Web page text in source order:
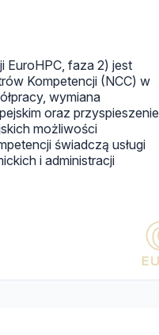
EuroHPC, faza 2) jest
Kompetencji (NCC) w
wymiana
oraz przyspieszenie
możliwości
świadczą usługi
i administracji